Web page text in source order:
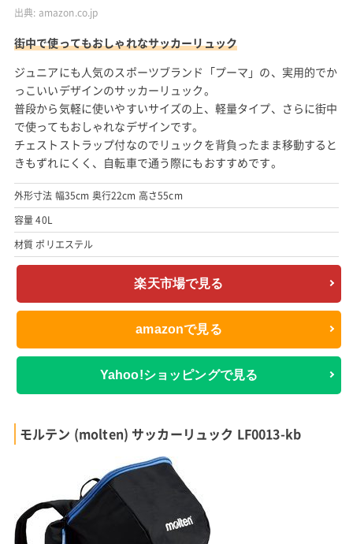
出典: amazon.co.jp
街中で使ってもおしゃれなサッカーリュック
ジュニアにも人気のスポーツブランド「プーマ」の、実用的でか
っこいいデザインのサッカーリュック。
普段から気軽に使いやすいサイズの上、軽量タイプ、さらに街中
で使ってもおしゃれなデザインです。
チェストストラップ付なのでリュックを背負ったまま移動すると
きもずれにくく、自転車で通う際にもおすすめです。
外形寸法 幅35cm 奥行22cm 高さ55cm
容量 40L
材質 ポリエステル
楽天市場で見る
amazonで見る
Yahoo!ショッピングで見る
モルテン (molten) サッカーリュック LF0013-kb